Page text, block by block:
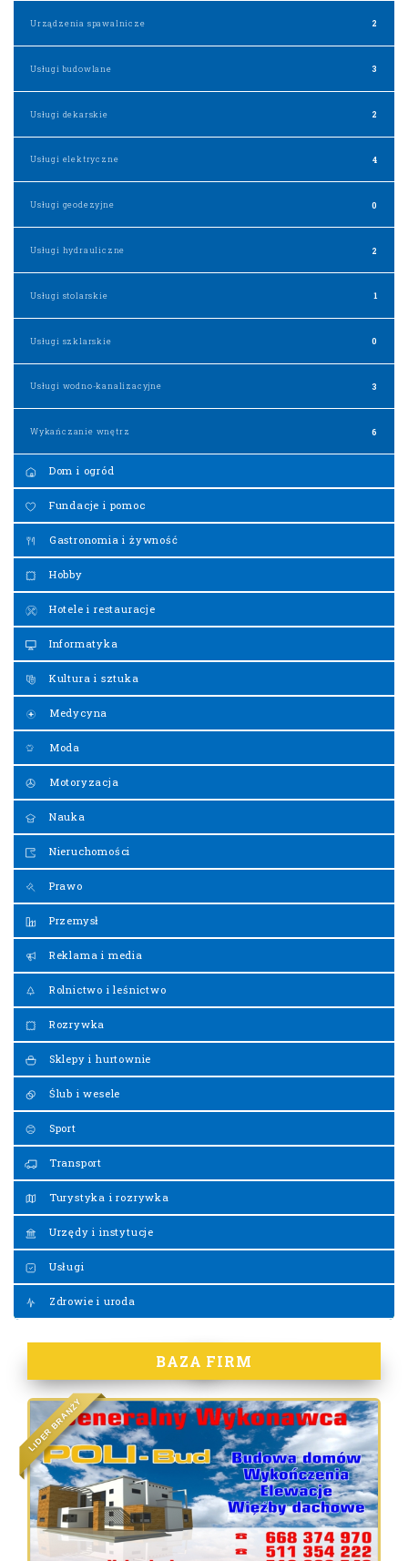
Urządzenia spawalnicze 2
Usługi budowlane 3
Usługi dekarskie 2
Usługi elektryczne 4
Usługi geodezyjne 0
Usługi hydrauliczne 2
Usługi stolarskie 1
Usługi szklarskie 0
Usługi wodno-kanalizacyjne 3
Wykańczanie wnętrz 6
Dom i ogród
Fundacje i pomoc
Gastronomia i żywność
Hobby
Hotele i restauracje
Informatyka
Kultura i sztuka
Medycyna
Moda
Motoryzacja
Nauka
Nieruchomości
Prawo
Przemysł
Reklama i media
Rolnictwo i leśnictwo
Rozrywka
Sklepy i hurtownie
Ślub i wesele
Sport
Transport
Turystyka i rozrywka
Urzędy i instytucje
Usługi
Zdrowie i uroda
BAZA FIRM
LI
DER
BRANŻ
Y